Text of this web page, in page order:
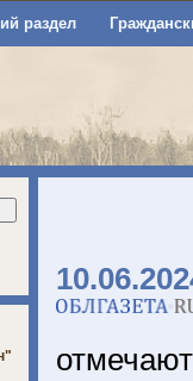
раздел